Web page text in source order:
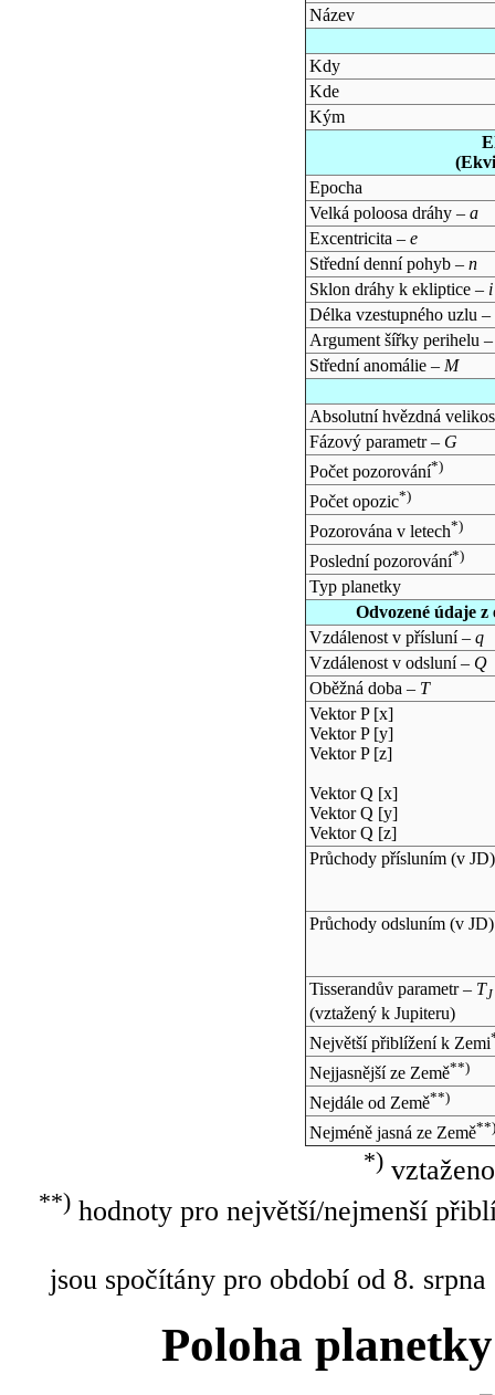
Název
Kdy
Kde
Kým
Epocha
Velká poloosa dráhy – a
Excentricita – e
Střední denní pohyb – n
Sklon dráhy k ekliptice – i
Délka vzestupného uzlu –
Argument šířky perihelu
Střední anomálie – M
Absolutní hvězdná
Fázový parametr – G
Počet pozorování*)
Počet opozic*)
Pozorována v letech*)
Poslední pozorování*)
Typ planetky
Odvozené údaje
Vzdálenost v přísluní – q
Vzdálenost v odsluní – Q
Oběžná doba – T
Vektor P [x]
Vektor P [y]
Vektor P [z]
Vektor Q [x]
Vektor Q [y]
Vektor Q [z]
Průchody přísluním (v JD)
Průchody odsluním (v JD)
Tisserandův parametr – TJ
(vztažený k Jupiteru)
Největší přiblížení k Zemi
Nejjasnější ze Země**)
Nejdále od Země**)
Nejméně jasná ze Země**)
*)
**)hodnoty pro největší/nejmenší
jsou spočítány pro období od 8.
Poloha